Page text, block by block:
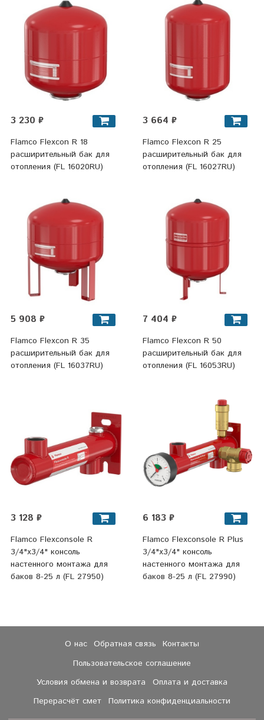
3 230 ₽
Flamco Flexcon R 18
расширительный бак для
отопления (FL 16020RU)
3 664 ₽
Flamco Flexcon R 25
расширительный бак для
отопления (FL 16027RU)
5 908 ₽
Flamco Flexcon R 35
расширительный бак для
отопления (FL 16037RU)
7 404 ₽
Flamco Flexcon R 50
расширительный бак для
отопления (FL 16053RU)
3 128 ₽
Flamco Flexconsole R
3/4"х3/4" консоль
настенного монтажа для
баков 8-25 л (FL 27950)
6 183 ₽
Flamco Flexconsole R Plus
3/4"х3/4" консоль
настенного монтажа для
баков 8-25 л (FL 27990)
О нас Обратная связь
Контакты
Пользовательское соглашение
Условия обмена и возврата
Оплата и доставка
Перерасчёт смет Политика конфиденциальности